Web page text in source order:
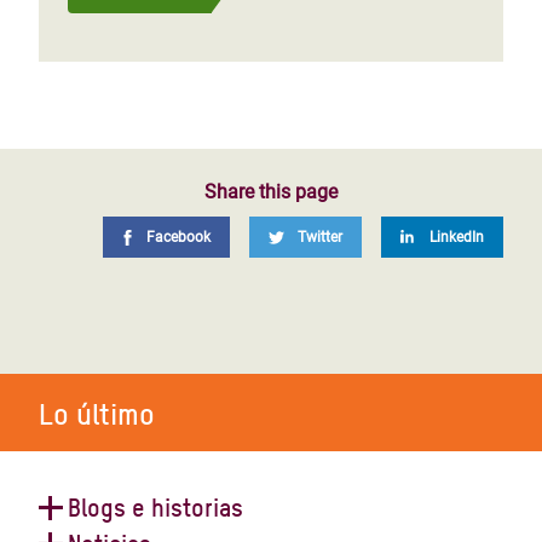
Share this page
Facebook Twitter LinkedIn
Lo último
Blogs e historias